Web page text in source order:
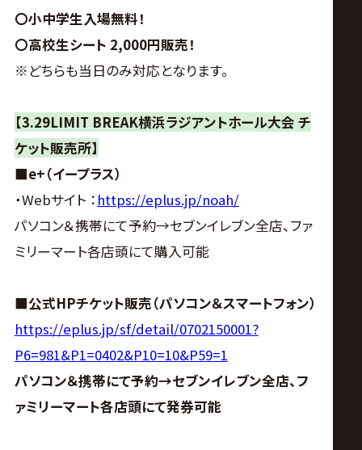
〇小中学生入場無料！
〇高校生シート 2,000円販売！
※どちらも当日のみ対応となります。
【3.29LIMIT BREAK横浜ラジアントホール大会 チ
ケット販売所】
■e+（イープラス）
・Webサイト ： https://eplus.jp/noah/
パソコン＆携帯にて予約→セブンイレブン全店、ファ
ミリーマート各店頭にて購入可能
■公式HPチケット販売（パソコン＆スマートフォン）
https://eplus.jp/sf/detail/0702150001?
P6=981&P1=0402&P10=10&P59=1
パソコン＆携帯にて予約→セブンイレブン全店、フ
ァミリーマート各店頭にて発券可能